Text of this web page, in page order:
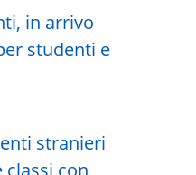
in arrivo
studenti e